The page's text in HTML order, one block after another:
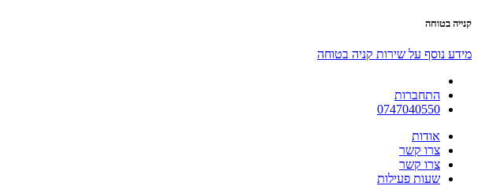
קנייה בטוחה
מידע נוסף על שירות קניה בטוחה
התחברות
0747040550
אודות
צרו קשר
צרו קשר
שעות פעילות